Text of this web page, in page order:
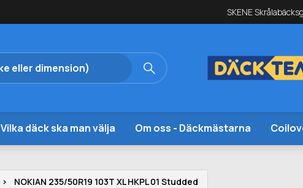
SKENE
Vilka däck ska man välja Om oss - Däckmästarna
NOKIAN 235/50R19 103T XL HKPL 01 Studded